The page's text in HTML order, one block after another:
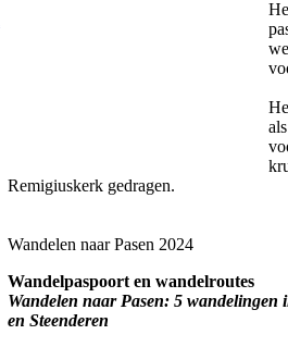
Remigiuskerk gedragen.
Wandelen naar Pasen 2024
Wandelpaspoort en wandelroutes
Wandelen naar Pasen: 5 wandelingen
en Steenderen